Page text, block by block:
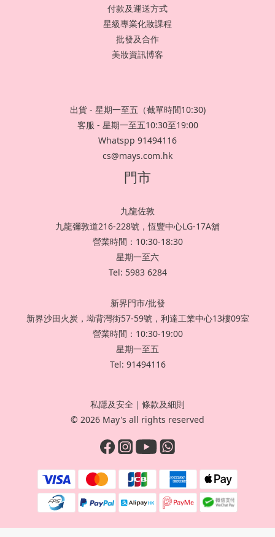
付款及運送方式
星級專業化妝課程
批發及合作
美妝資訊博客
出貨 - 星期一至五（截單時間10:30)
客服 - 星期一至五10:30至19:00
Whatspp 91494116
cs@mays.com.hk
門市
九龍佐敦
九龍彌敦道216-228號，恆豐中心LG-17A舖
營業時間：10:30-18:30
星期一至六
Tel: 5983 6284
新界門市/批發
新界沙田火炭，坳背灣街57-59號，利達工業中心13樓09室
營業時間：10:30-19:00
星期一至五
Tel: 91494116
私隱及安全 ｜ 條款及細則
© 2026 May's all rights reserved